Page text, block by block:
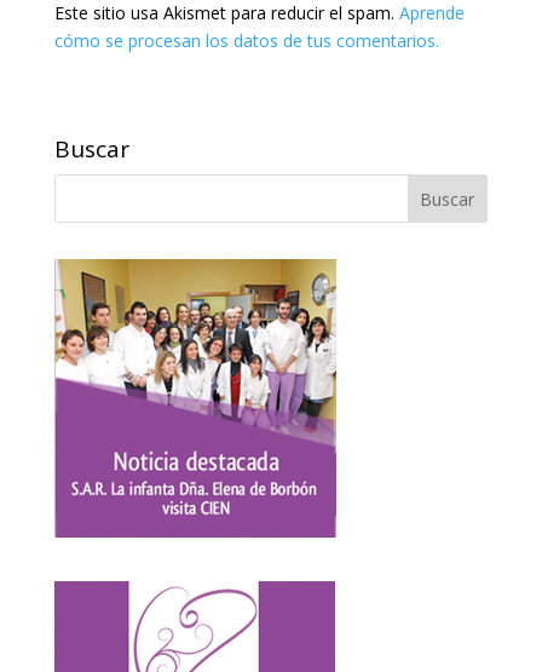
Este sitio usa Akismet para reducir el spam. Aprende
cómo se procesan los datos de tus comentarios.
Buscar